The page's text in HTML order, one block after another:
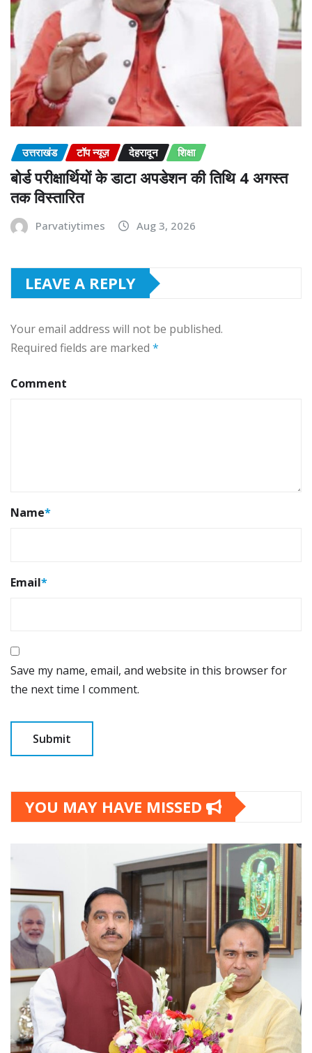
उत्तराखंड टॉप न्यूज़ देहरादून शिक्षा
बोर्ड परीक्षार्थियों के डाटा अपडेशन की तिथि 4 अगस्त
तक विस्तारित
Parvatiytimes Aug 3, 2026
LEAVE A REPLY
Your email address will not be published.
Required fields are marked *
Comment
Name*
Email*
Save my name, email, and website in this browser for
the next time I comment.
YOU MAY HAVE MISSED